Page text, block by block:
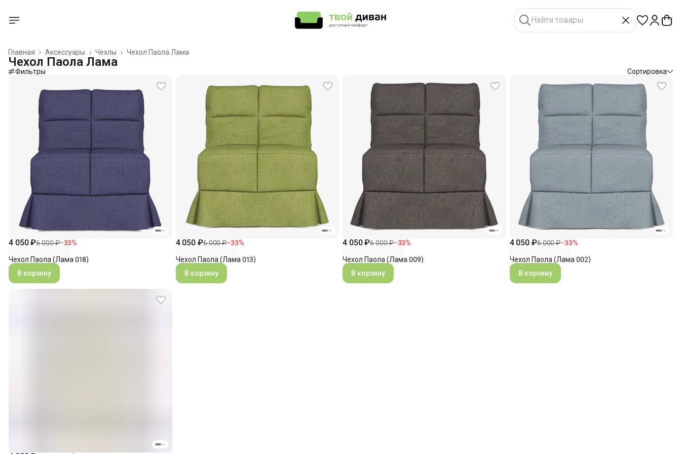
Чехол Паола Лама
Чехлы ›
Аксессуары ›
Главная ›
Чехол Паола Лама
Фильтры Сортировка
4 050 ₽6 000 ₽−33%
Чехол Паола (Лама 018)
В корзину
4 050 ₽6 000 ₽−33%
Чехол Паола (Лама 013)
В корзину
4 050 ₽6 000 ₽−33%
Чехол Паола (Лама 009)
В корзину
4 050 ₽6 000 ₽−33%
Чехол Паола (Лама 002)
В корзину